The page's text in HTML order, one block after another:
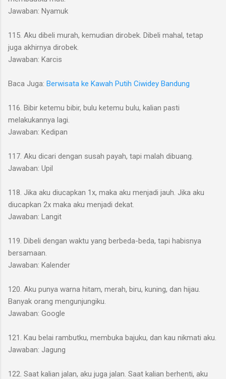
Jawaban: Nyamuk
115. Aku dibeli murah, kemudian dirobek. Dibeli mahal, tetap
juga akhirnya dirobek.
Jawaban: Karcis
Baca Juga: Berwisata ke Kawah Putih Ciwidey Bandung
116. Bibir ketemu bibir, bulu ketemu bulu, kalian pasti
melakukannya lagi.
Jawaban: Kedipan
117. Aku dicari dengan susah payah, tapi malah dibuang.
Jawaban: Upil
118. Jika aku diucapkan 1x, maka aku menjadi jauh. Jika aku
diucapkan 2x maka aku menjadi dekat.
Jawaban: Langit
119. Dibeli dengan waktu yang berbeda-beda, tapi habisnya
bersamaan.
Jawaban: Kalender
120. Aku punya warna hitam, merah, biru, kuning, dan hijau.
Banyak orang mengunjungiku.
Jawaban: Google
121. Kau belai rambutku, membuka bajuku, dan kau nikmati aku.
Jawaban: Jagung
122. Saat kalian jalan, aku juga jalan. Saat kalian berhenti, aku